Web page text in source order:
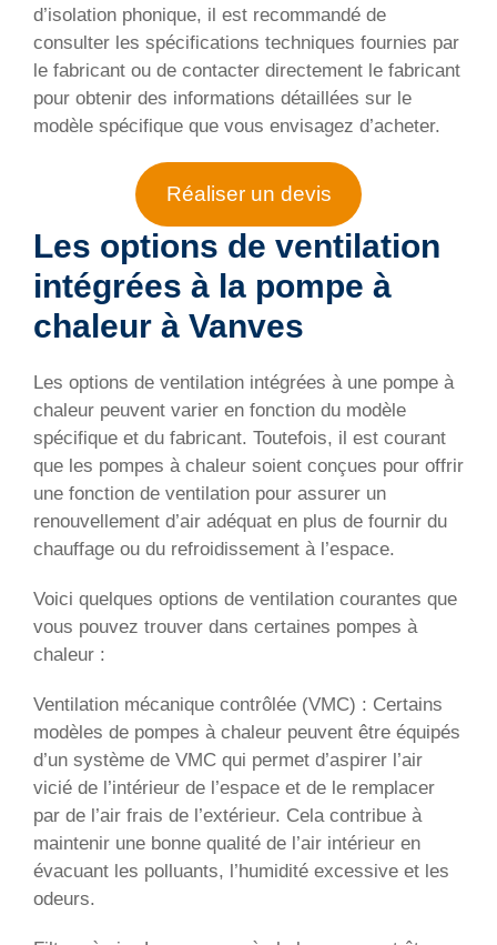
d’isolation phonique, il est recommandé de
consulter les spécifications techniques fournies par
le fabricant ou de contacter directement le fabricant
pour obtenir des informations détaillées sur le
modèle spécifique que vous envisagez d’acheter.
Réaliser un devis
Les options de ventilation
intégrées à la pompe à
chaleur à Vanves
Les options de ventilation intégrées à une pompe à
chaleur peuvent varier en fonction du modèle
spécifique et du fabricant. Toutefois, il est courant
que les pompes à chaleur soient conçues pour offrir
une fonction de ventilation pour assurer un
renouvellement d’air adéquat en plus de fournir du
chauffage ou du refroidissement à l’espace.
Voici quelques options de ventilation courantes que
vous pouvez trouver dans certaines pompes à
chaleur :
Ventilation mécanique contrôlée (VMC) : Certains
modèles de pompes à chaleur peuvent être équipés
d’un système de VMC qui permet d’aspirer l’air
vicié de l’intérieur de l’espace et de le remplacer
par de l’air frais de l’extérieur. Cela contribue à
maintenir une bonne qualité de l’air intérieur en
évacuant les polluants, l’humidité excessive et les
odeurs.